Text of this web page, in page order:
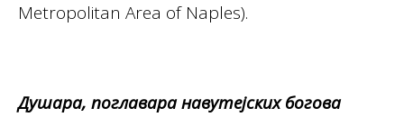
Metropolitan Area of Naples).
Душара, поглавара навутејских богова